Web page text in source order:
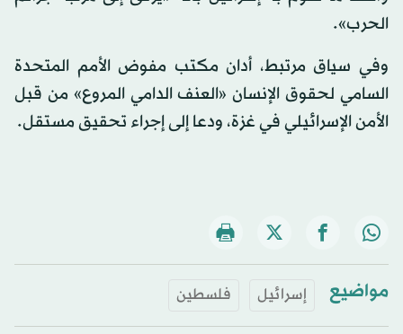
الحرب».
وفي سياق مرتبط، أدان مكتب مفوض الأمم المتحدة
السامي لحقوق الإنسان «العنف الدامي المروع» من قبل
الأمن الإسرائيلي في غزة، ودعا إلى إجراء تحقيق مستقل.
مواضيع إسرائيل فلسطين